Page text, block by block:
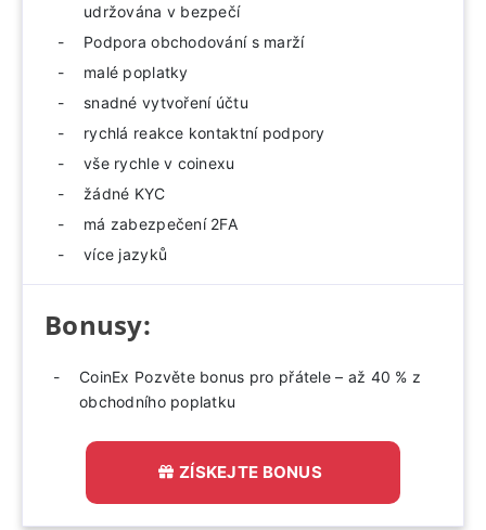
udržována v bezpečí
Podpora obchodování s marží
malé poplatky
snadné vytvoření účtu
rychlá reakce kontaktní podpory
vše rychle v coinexu
žádné KYC
má zabezpečení 2FA
více jazyků
Bonusy:
CoinEx Pozvěte bonus pro přátele – až 40 % z
obchodního poplatku
ZÍSKEJTE BONUS